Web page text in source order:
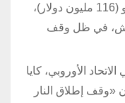
للجيش اللبناني بقيمة 100 مليون يورو (116 مليون دولار)،
في ظل وقف
الأوروبي، كايا
«وقف إطلاق النار